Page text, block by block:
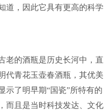
道，因此它具有更高的科学
老的酒瓶是历史长河中，直
代青花玉壶春酒瓶，其优美
示了明早期“国瓷”所特有的
而且是当时科技发达、文化